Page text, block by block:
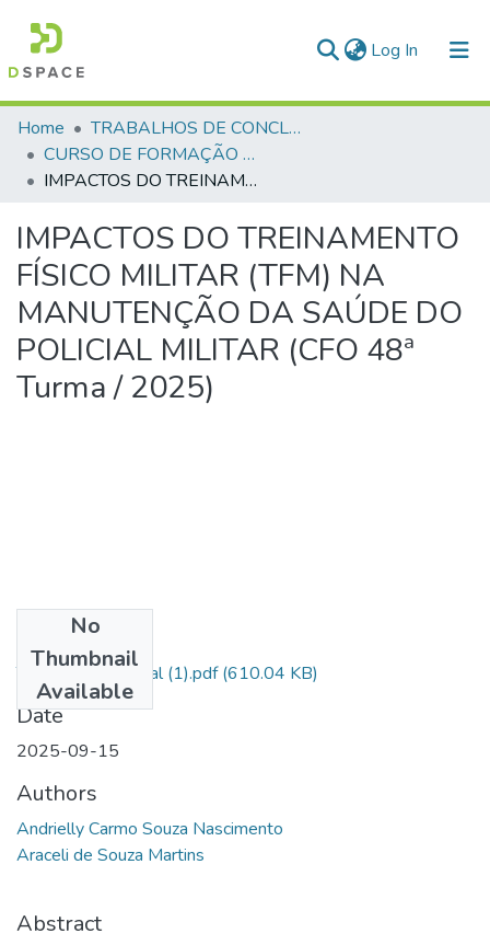
Log In (current)
Communities & Collections
All of DSpace
Home
TRABALHOS DE CONCLUSÃO DE CURSO - CFO (CURSO DE FORMAÇÃO DE OFICIAIS)
CURSO DE FORMAÇÃO DE OFICIAIS - 48ª TURMA CFO – ASPIRANTES - 2026
IMPACTOS DO TREINAMENTO FÍSICO MILITAR (TFM) NA MANUTENÇÃO DA SAÚDE DO POLICIAL MILITAR (CFO 48ª Turma / 2025)
IMPACTOS DO TREINAMENTO
FÍSICO MILITAR (TFM) NA
MANUTENÇÃO DA SAÚDE DO
POLICIAL MILITAR (CFO 48ª
Turma / 2025)
No
Thumbnail
Available
TCC_Andrielly_final (1).pdf(610.04 KB)
Date
2025-09-15
Authors
Andrielly Carmo Souza Nascimento
Araceli de Souza Martins
Abstract